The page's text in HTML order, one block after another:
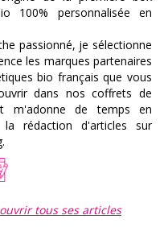
100% personnalisée en
passionné, je sélectionne
les marques partenaires
bio français que vous
dans nos coffrets de
m'adonne de temps en
rédaction d'articles sur
tous ses articles